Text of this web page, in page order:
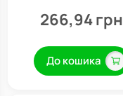
266,94 грн
До кошика